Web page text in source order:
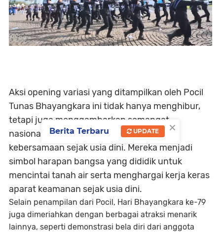
Aksi opening variasi yang ditampilkan oleh Pocil
Tunas Bhayangkara ini tidak hanya menghibur,
tetapi juga menggambarkan semangat
nasionalisme, kedisiplinan, dan semangat
kebersamaan sejak usia dini. Mereka menjadi
simbol harapan bangsa yang dididik untuk
mencintai tanah air serta menghargai kerja keras
aparat keamanan sejak usia dini.
Selain penampilan dari Pocil, Hari Bhayangkara ke-79
juga dimeriahkan dengan berbagai atraksi menarik
lainnya, seperti demonstrasi bela diri dari anggota
×
Berita Terbaru UPDATE